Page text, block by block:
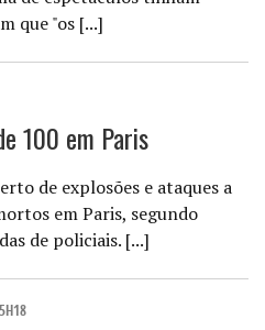
que "os [...]
100 em Paris
de explosões e ataques a
em Paris, segundo
de policiais. [...]